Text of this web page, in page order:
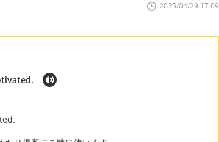
2025/04/29 17:09